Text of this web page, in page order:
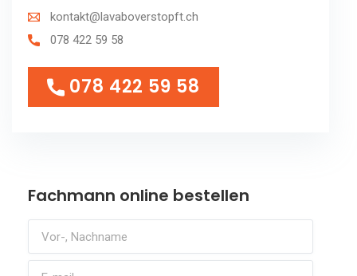
kontakt@lavaboverstopft.ch
078 422 59 58
078 422 59 58
078 422 59 58
Fachmann online bestellen